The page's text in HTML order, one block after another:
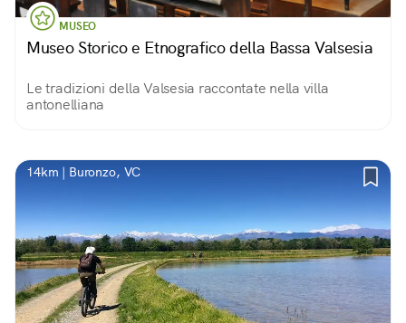
MUSEO
Museo Storico e Etnografico della Bassa Valsesia
Le tradizioni della Valsesia raccontate nella villa
antonelliana
14km | Buronzo, VC